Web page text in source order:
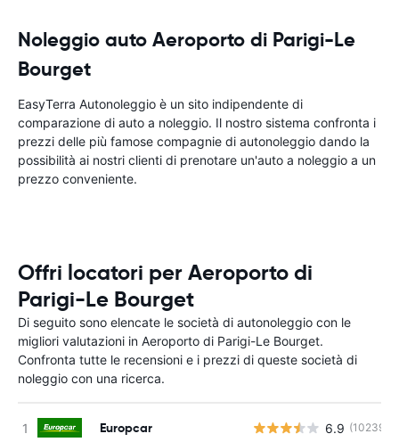
Noleggio auto Aeroporto di Parigi-Le
Bourget
EasyTerra Autonoleggio è un sito indipendente di
comparazione di auto a noleggio. Il nostro sistema confronta i
prezzi delle più famose compagnie di autonoleggio dando la
possibilità ai nostri clienti di prenotare un'auto a noleggio a un
prezzo conveniente.
Offri locatori per Aeroporto di
Parigi-Le Bourget
Di seguito sono elencate le società di autonoleggio con le
migliori valutazioni in Aeroporto di Parigi-Le Bourget.
Confronta tutte le recensioni e i prezzi di queste società di
noleggio con una ricerca.
Europcar 6.9 (10239)